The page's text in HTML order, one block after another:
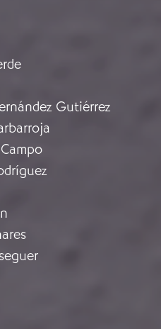
Gutiérrez